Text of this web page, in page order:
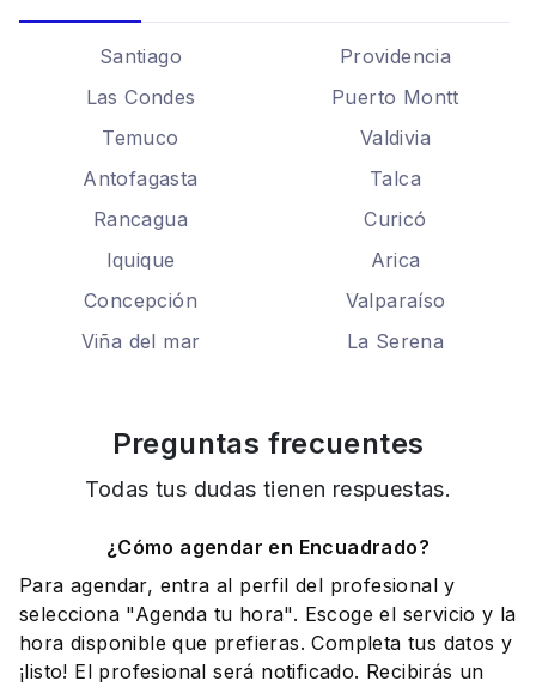
Santiago
Providencia
Las Condes
Puerto Montt
Temuco
Valdivia
Antofagasta
Talca
Rancagua
Curicó
Iquique
Arica
Concepción
Valparaíso
Viña del mar
La Serena
Preguntas frecuentes
Todas tus dudas tienen respuestas.
¿Cómo agendar en Encuadrado?
Para agendar, entra al perfil del profesional y
selecciona "Agenda tu hora". Escoge el servicio y la
hora disponible que prefieras. Completa tus datos y
¡listo! El profesional será notificado. Recibirás un